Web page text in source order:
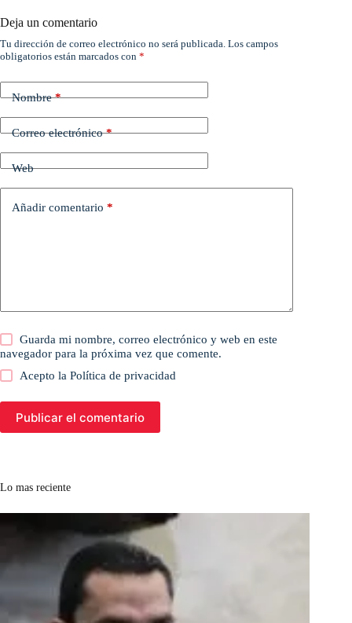
Deja un comentario
Tu dirección de correo electrónico no será publicada. Los campos
obligatorios están marcados con *
Nombre*
Correo electrónico*
Web
Añadir comentario *
Guarda mi nombre, correo electrónico y web en este
navegador para la próxima vez que comente.
Acepto laPolítica de privacidad
Publicar el comentario
Lo mas reciente